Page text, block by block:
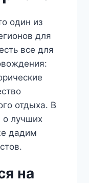
один из
для
все для
отдыха. В
о лучших
дадим
на